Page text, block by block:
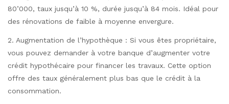
80’000, taux jusqu’à 10 %, durée jusqu’à 84 mois. Idéal pour
des rénovations de faible à moyenne envergure.
2. Augmentation de l’hypothèque : Si vous êtes propriétaire,
vous pouvez demander à votre banque d’augmenter votre
crédit hypothécaire pour financer les travaux. Cette option
offre des taux généralement plus bas que le crédit à la
consommation.